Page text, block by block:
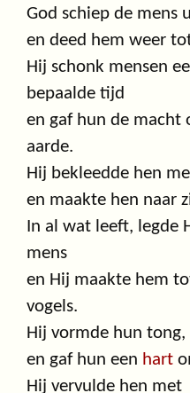
God schiep de mens
en deed hem weer
Hij schonk mensen
bepaalde tijd
en gaf hun de macht
aarde.
Hij bekleedde hen
en maakte hen naar
In al wat leeft, legde
mens
en Hij maakte hem
vogels.
Hij vormde hun
en gaf hun een hart
Hij vervulde hen met